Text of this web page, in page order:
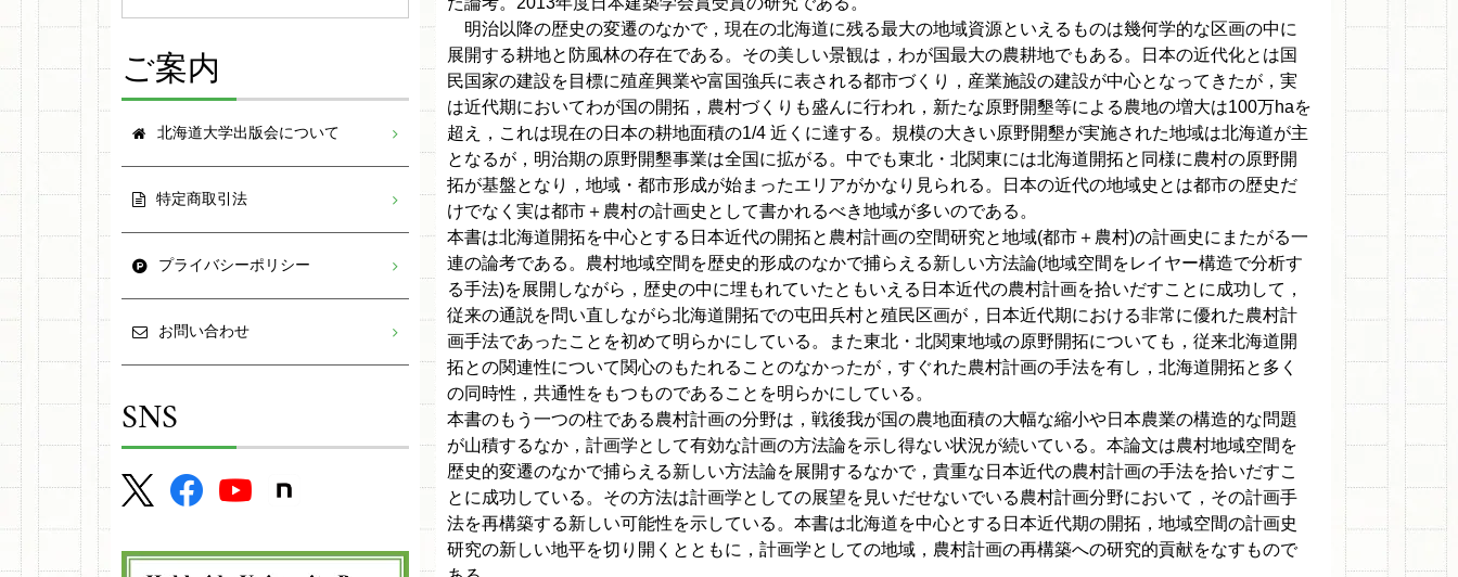
明治以降の歴史の変遷のなかで，現在の北海道に残る最大の地域資源といえるものは幾何学的な区画の中に
展開する耕地と防風林の存在である。その美しい景観は，わが国最大の農耕地でもある。日本の近代化とは国
民国家の建設を目標に殖産興業や富国強兵に表される都市づくり，産業施設の建設が中心となってきたが，実
は近代期においてわが国の開拓，農村づくりも盛んに行われ，新たな原野開墾等による農地の増大は100万haを
超え，これは現在の日本の耕地面積の1/4 近くに達する。規模の大きい原野開墾が実施された地域は北海道が主
となるが，明治期の原野開墾事業は全国に拡がる。中でも東北・北関東には北海道開拓と同様に農村の原野開
拓が基盤となり，地域・都市形成が始まったエリアがかなり見られる。日本の近代の地域史とは都市の歴史だ
けでなく実は都市＋農村の計画史として書かれるべき地域が多いのである。
本書は北海道開拓を中心とする日本近代の開拓と農村計画の空間研究と地域(都市＋農村)の計画史にまたがる一
連の論考である。農村地域空間を歴史的形成のなかで捕らえる新しい方法論(地域空間をレイヤー構造で分析す
る手法)を展開しながら，歴史の中に埋もれていたともいえる日本近代の農村計画を拾いだすことに成功して，
従来の通説を問い直しながら北海道開拓での屯田兵村と殖民区画が，日本近代期における非常に優れた農村計
画手法であったことを初めて明らかにしている。また東北・北関東地域の原野開拓についても，従来北海道開
拓との関連性について関心のもたれることのなかったが，すぐれた農村計画の手法を有し，北海道開拓と多く
の同時性，共通性をもつものであることを明らかにしている。
本書のもう一つの柱である農村計画の分野は，戦後我が国の農地面積の大幅な縮小や日本農業の構造的な問題
が山積するなか，計画学として有効な計画の方法論を示し得ない状況が続いている。本論文は農村地域空間を
歴史的変遷のなかで捕らえる新しい方法論を展開するなかで，貴重な日本近代の農村計画の手法を拾いだすこ
とに成功している。その方法は計画学としての展望を見いだせないでいる農村計画分野において，その計画手
法を再構築する新しい可能性を示している。本書は北海道を中心とする日本近代期の開拓，地域空間の計画史
研究の新しい地平を切り開くとともに，計画学としての地域，農村計画の再構築への研究的貢献をなすもので
ご案内
北海道大学出版会について
特定商取引法
プライバシーポリシー
お問い合わせ
SNS